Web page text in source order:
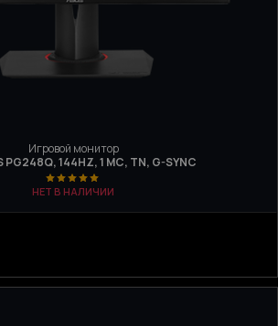
Игровой монитор
PG248Q, 144HZ, 1 МС, TN, G-SYNC
НЕТ В НАЛИЧИИ